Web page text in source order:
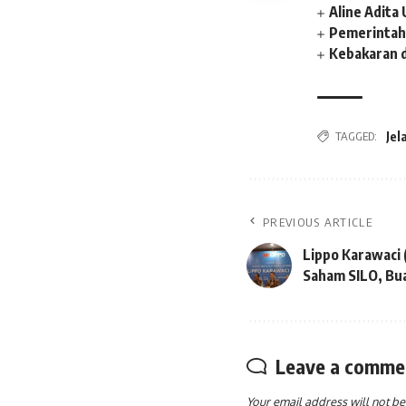
Aline Adita
Kebakaran
TAGGED:
PREVIOUS ARTICLE
Lippo Karawaci
Saham SILO,
Leave a
Your email address will not